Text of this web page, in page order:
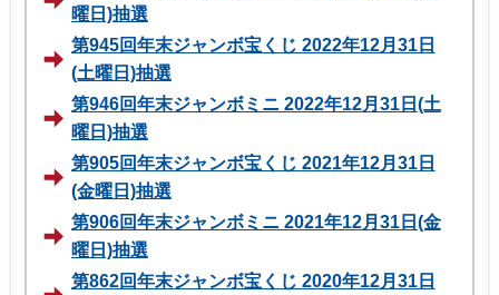
曜日)抽選
第945回年末ジャンボ宝くじ 2022年12月31日
(土曜日)抽選
第946回年末ジャンボミニ 2022年12月31日(土
曜日)抽選
第905回年末ジャンボ宝くじ 2021年12月31日
(金曜日)抽選
第906回年末ジャンボミニ 2021年12月31日(金
曜日)抽選
第862回年末ジャンボ宝くじ 2020年12月31日